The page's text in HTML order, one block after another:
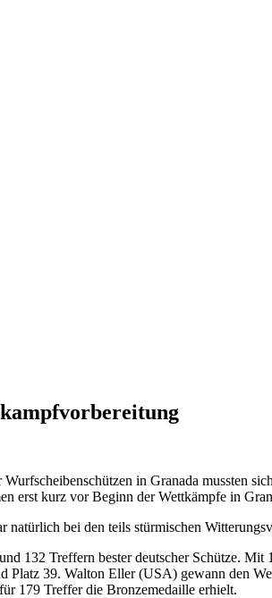
in Granada mussten
erst kurz vor Beginn der Wettkämpfe in
bei den teils stürmischen
132 Treffern bester deutscher Schütze.
39. Walton Eller (USA) gewann den
179 Treffer die Bronzemedaille erhielt.